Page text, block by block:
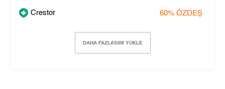
Crestor 60% ÖZDEŞ
DAHA FAZLASINI YÜKLE